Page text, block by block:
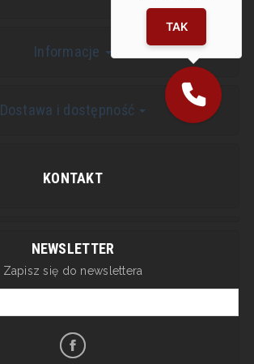
Informacje
Dostawa i dostępność
KONTAKT
NEWSLETTER
Zapisz się do newslettera
TAK